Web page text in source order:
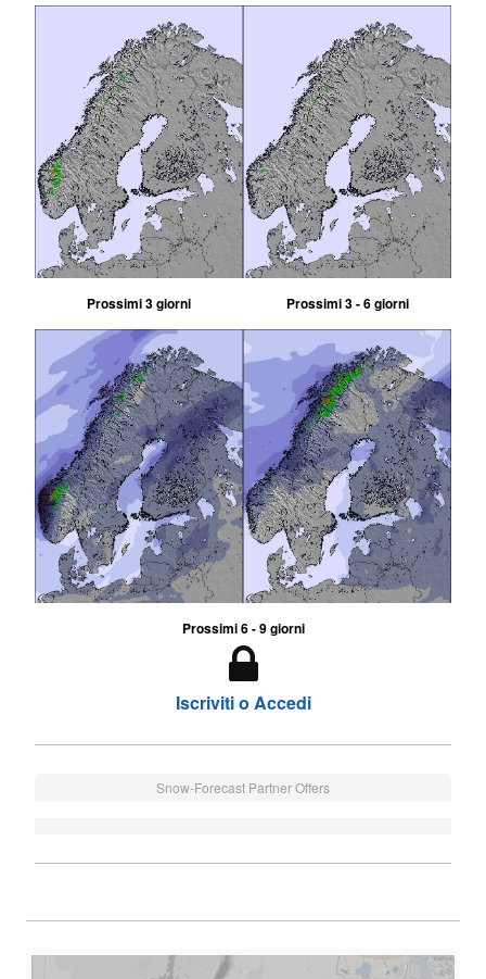
Prossimi 3 giorni Prossimi 3 - 6 giorni
Prossimi 6 - 9 giorni
Iscriviti o Accedi
Snow-Forecast Partner Offers